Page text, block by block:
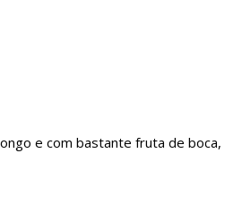
e com bastante fruta de boca,